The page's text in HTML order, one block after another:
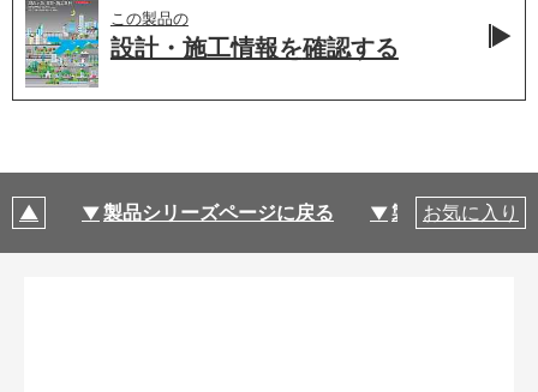
この製品の
設計・施工情報を確認する
製品シリーズページに戻る 製品仕様
お気に入り